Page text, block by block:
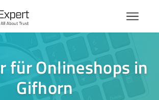
für Onlineshops in
Gifhorn